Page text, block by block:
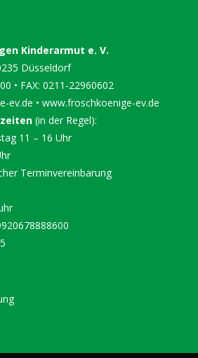
Kinderarmut e. V.
Düsseldorf
• FAX: 0211-22960602
ev.de • www.froschkoenige-ev.de
(in der Regel):
11 – 16 Uhr
Terminvereinbarung